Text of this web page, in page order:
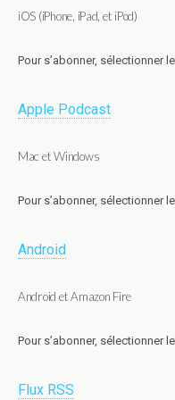
iOS (iPhone, iPad, et iPod)
Pour s’abonner, sélectionner
Apple Podcast
Mac et Windows
Pour s’abonner, sélectionner
Android
Android et Amazon Fire
Pour s’abonner, sélectionner
Flux RSS